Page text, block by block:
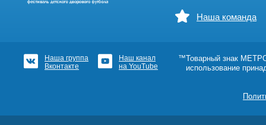
Наша команда
Наша группа
Вконтакте
Наш канал
на YouTube
™Товарный знак
использование